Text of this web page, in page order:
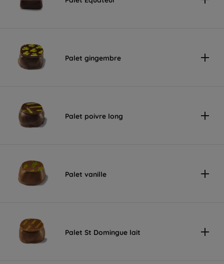
Palet gingembre
Palet poivre long
Palet vanille
Palet St Domingue lait